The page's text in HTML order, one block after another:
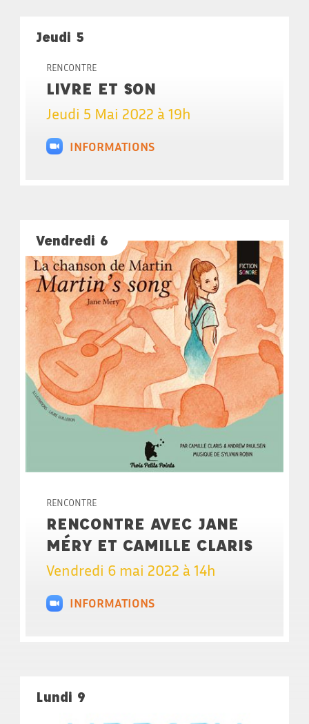
Jeudi 5
RENCONTRE
LIVRE ET SON
Jeudi 5 Mai 2022 à 19h
INFORMATIONS
Vendredi 6
RENCONTRE
RENCONTRE AVEC JANE
MÉRY ET CAMILLE CLARIS
Vendredi 6 mai 2022 à 14h
INFORMATIONS
Lundi 9